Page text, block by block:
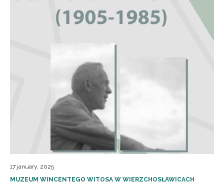
17 january, 2025
MUZEUM WINCENTEGO WITOSA W WIERZCHOSŁAWICACH